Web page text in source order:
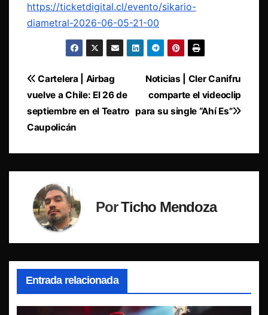
https://ticketdigital.cl/evento/sikario-
diametral-2026-06-05-21-00
Navegación
de
entradas
Noticias | Cler Canifru
comparte el videoclip
para su single “Ahí Es”
Cartelera | Airbag
vuelve a Chile: El 26 de
septiembre en el Teatro
Caupolicán
PorTicho Mendoza
Entrada relacionada